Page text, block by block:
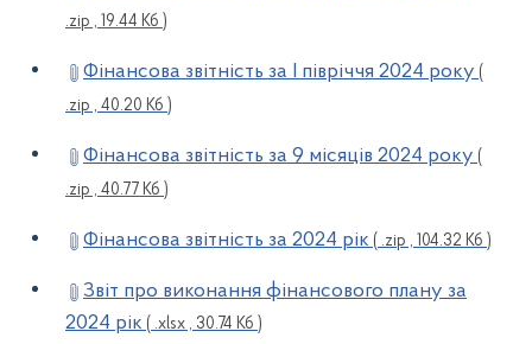
.zip , 19.44 Кб )
Фінансова звітність за І півріччя 2024 року (
.zip , 40.20 Кб )
Фінансова звітність за 9 місяців 2024 року (
.zip , 40.77 Кб )
Фінансова звітність за 2024 рік ( .zip , 104.32 Кб )
Звіт про виконання фінансового плану за
2024 рік ( .xlsx , 30.74 Кб )